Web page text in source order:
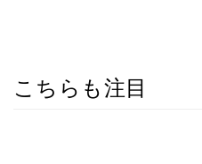
こちらも注目